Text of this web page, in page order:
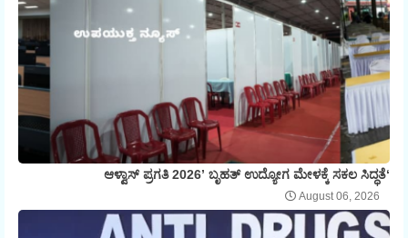
‘ಆಳ್ವಾಸ್ ಪ್ರಗತಿ 2026’ ಬೃಹತ್ ಉದ್ಯೋಗ ಮೇಳಕ್ಕೆ ಸಕಲ ಸಿದ್ಧತೆ
August 06, 2026